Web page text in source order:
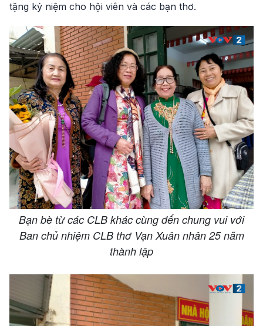
tặng kỷ niệm cho hội viên và các bạn thơ.
Bạn bè từ các CLB khác cùng đến chung vui với
Ban chủ nhiệm CLB thơ Vạn Xuân nhân 25 năm
thành lập